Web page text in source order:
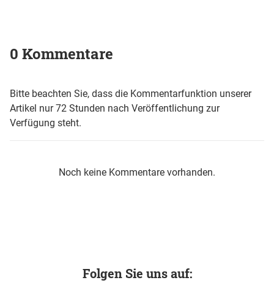
0 Kommentare
Bitte beachten Sie, dass die Kommentarfunktion unserer
Artikel nur 72 Stunden nach Veröffentlichung zur
Verfügung steht.
Noch keine Kommentare vorhanden.
Folgen Sie uns auf: